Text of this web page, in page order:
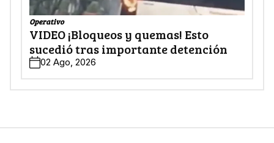
Operativo
VIDEO ¡Bloqueos y quemas! Esto
sucedió tras importante detención
02 Ago, 2026